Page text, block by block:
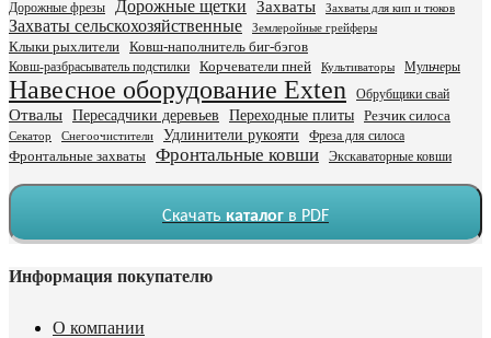
Дорожные фрезы
Дорожные щетки Захваты Захваты для кип и тюков
Захваты сельскохозяйственные Землеройные грейферы
Клыки рыхлители
Ковш-наполнитель биг-бэгов
Ковш-разбрасыватель подстилки
Корчеватели пней Культиваторы Мульчеры
Навесное оборудование Exten Обрубщики свай
Отвалы Пересадчики деревьев Переходные плиты Резчик силоса
Секатор Снегоочистители Удлинители рукояти
Фреза для силоса
Фронтальные захваты
Фронтальные ковши Экскаваторные ковши
Скачать каталог в PDF
Информация покупателю
О компании